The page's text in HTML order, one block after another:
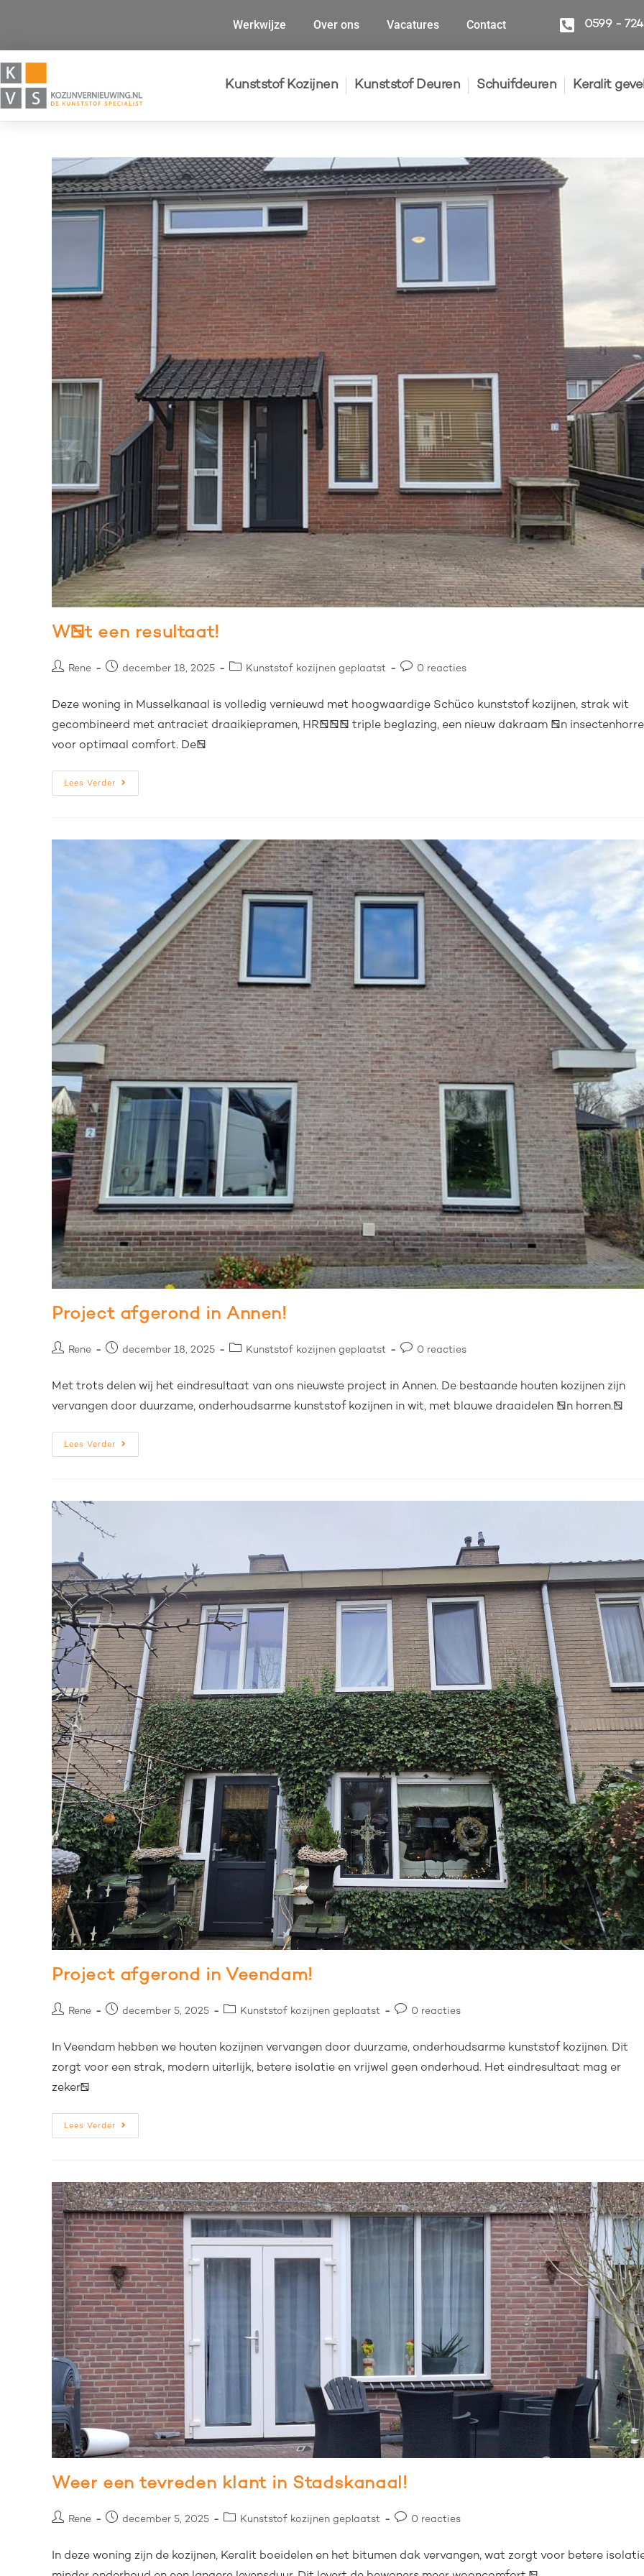
Werkwijze Over ons Vacatures Contact 0599 -
Kunststof Kozijnen Kunststof Deuren Schuifdeuren Keralit
Wát een resultaat!
Rene december 18, 2025 Kunststof kozijnen geplaatst 0 reacties
Deze woning in Musselkanaal is volledig vernieuwd met hoogwaardige Schüco kunststof kozijnen, strak wit
gecombineerd met antraciet draaikiepramen, HR+++ triple beglazing, een nieuw dakraam én
voor optimaal comfort. De…
Lees Verder
Project afgerond in Annen!
Rene december 18, 2025 Kunststof kozijnen geplaatst 0 reacties
Met trots delen wij het eindresultaat van ons nieuwste project in Annen. De bestaande houten kozijnen zijn
vervangen door duurzame, onderhoudsarme kunststof kozijnen in wit, met blauwe draaidelen én horren.…
Lees Verder
Project afgerond in Veendam!
Rene december 5, 2025 Kunststof kozijnen geplaatst 0 reacties
In Veendam hebben we houten kozijnen vervangen door duurzame, onderhoudsarme kunststof kozijnen. Dit
zorgt voor een strak, modern uiterlijk, betere isolatie en vrijwel geen onderhoud. Het eindresultaat mag er
zeker…
Lees Verder
Weer een tevreden klant in Stadskanaal!
Rene december 5, 2025 Kunststof kozijnen geplaatst 0 reacties
In deze woning zijn de kozijnen, Keralit boeidelen en het bitumen dak vervangen, wat zorgt voor betere